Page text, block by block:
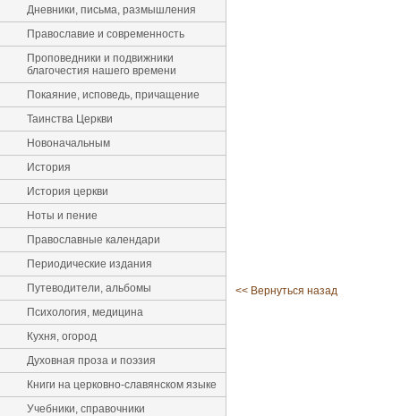
Дневники, письма, размышления
Православие и современность
Проповедники и подвижники
благочестия нашего времени
Покаяние, исповедь, причащение
Таинства Церкви
Новоначальным
История
История церкви
Ноты и пение
Православные календари
Периодические издания
Путеводители, альбомы
Психология, медицина
Кухня, огород
Духовная проза и поэзия
Книги на церковно-славянском языке
Учебники, справочники
<< Вернуться назад